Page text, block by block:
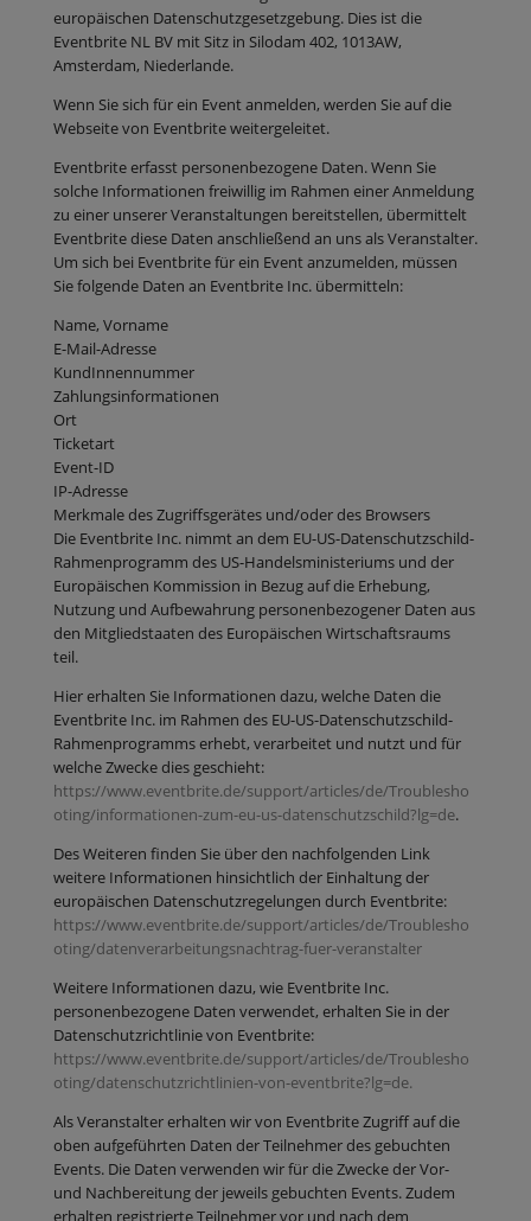
europäischen Datenschutzgesetzgebung. Dies ist die
Eventbrite NL BV mit Sitz in Silodam 402, 1013AW,
Amsterdam, Niederlande.
Wenn Sie sich für ein Event anmelden, werden Sie auf die
Webseite von Eventbrite weitergeleitet.
Eventbrite erfasst personenbezogene Daten. Wenn Sie
solche Informationen freiwillig im Rahmen einer Anmeldung
zu einer unserer Veranstaltungen bereitstellen, übermittelt
Eventbrite diese Daten anschließend an uns als Veranstalter.
Um sich bei Eventbrite für ein Event anzumelden, müssen
Sie folgende Daten an Eventbrite Inc. übermitteln:
Name, Vorname
E-Mail-Adresse
KundInnennummer
Zahlungsinformationen
Ort
Ticketart
Event-ID
IP-Adresse
Merkmale des Zugriffsgerätes und/oder des Browsers
Die Eventbrite Inc. nimmt an dem EU-US-Datenschutzschild-
Rahmenprogramm des US-Handelsministeriums und der
Europäischen Kommission in Bezug auf die Erhebung,
Nutzung und Aufbewahrung personenbezogener Daten aus
den Mitgliedstaaten des Europäischen Wirtschaftsraums
teil.
Hier erhalten Sie Informationen dazu, welche Daten die
Eventbrite Inc. im Rahmen des EU-US-Datenschutzschild-
Rahmenprogramms erhebt, verarbeitet und nutzt und für
welche Zwecke dies geschieht:
https://www.eventbrite.de/support/articles/de/Troublesho
oting/informationen-zum-eu-us-datenschutzschild?lg=de.
Des Weiteren finden Sie über den nachfolgenden Link
weitere Informationen hinsichtlich der Einhaltung der
europäischen Datenschutzregelungen durch Eventbrite:
https://www.eventbrite.de/support/articles/de/Troublesho
oting/datenverarbeitungsnachtrag-fuer-veranstalter
Weitere Informationen dazu, wie Eventbrite Inc.
personenbezogene Daten verwendet, erhalten Sie in der
Datenschutzrichtlinie von Eventbrite:
https://www.eventbrite.de/support/articles/de/Troublesho
oting/datenschutzrichtlinien-von-eventbrite?lg=de.
Als Veranstalter erhalten wir von Eventbrite Zugriff auf die
oben aufgeführten Daten der Teilnehmer des gebuchten
Events. Die Daten verwenden wir für die Zwecke der Vor-
und Nachbereitung der jeweils gebuchten Events. Zudem
erhalten registrierte Teilnehmer vor und nach dem